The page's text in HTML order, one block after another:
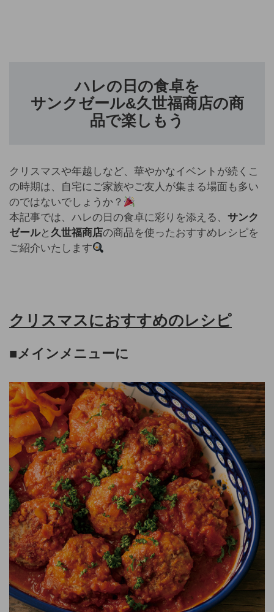
ハレの日の食卓を
サンクゼール&久世福商店の商
品で楽しもう
クリスマスや年越しなど、華やかなイベントが続くこ
の時期は、自宅にご家族やご友人が集まる場面も多い
のではないでしょうか？
本記事では、ハレの日の食卓に彩りを添える、 サンク
ゼールと 久世福商店の商品を使ったおすすめレシピを
ご紹介いたします
クリスマスにおすすめのレシピ
■メインメニュ ーに